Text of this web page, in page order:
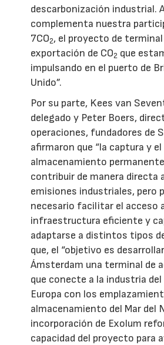
descarbonización industrial.
complementa nuestra
7CO2, el proyecto de terminal
exportación de CO2 que
impulsando en el puerto de
Unido”.
Por su parte, Kees van
delegado y Peter Boers,
operaciones, fundadores de
afirmaron que “la captura y el
almacenamiento permanente
contribuir de manera directa
emisiones industriales, pero
necesario facilitar el acceso
infraestructura eficiente y
adaptarse a distintos tipos
que, el “objetivo es
Ámsterdam una terminal de
que conecte a la industria
Europa con los
almacenamiento del Mar del
incorporación de Exolum
capacidad del proyecto para